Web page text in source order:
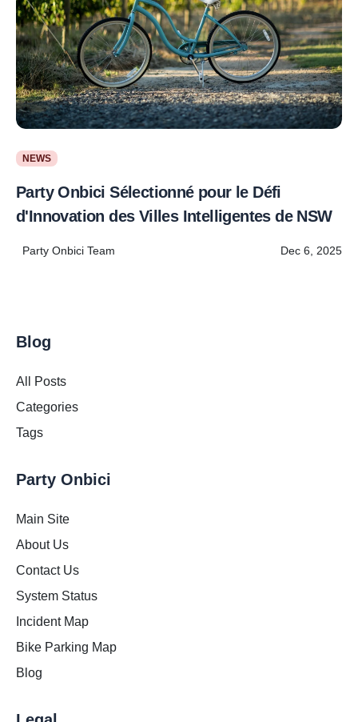
NEWS
Party Onbici Sélectionné pour le Défi
d'Innovation des Villes Intelligentes de NSW
Party Onbici Team Dec 6, 2025
Blog
All Posts
Categories
Tags
Party Onbici
Main Site
About Us
Contact Us
System Status
Incident Map
Bike Parking Map
Blog